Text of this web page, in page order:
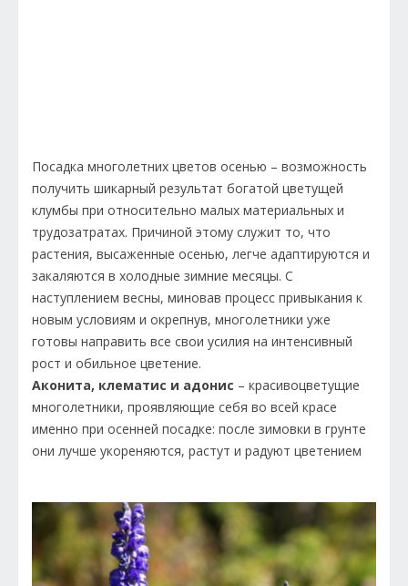
Посадка многолетних цветов осенью – возможность
получить шикарный результат богатой цветущей
клумбы при относительно малых материальных и
трудозатратах. Причиной этому служит то, что
растения, высаженные осенью, легче адаптируются и
закаляются в холодные зимние месяцы. С
наступлением весны, миновав процесс привыкания к
новым условиям и окрепнув, многолетники уже
готовы направить все свои усилия на интенсивный
рост и обильное цветение.
Аконита, клематис и адонис – красивоцветущие
многолетники, проявляющие себя во всей красе
именно при осенней посадке: после зимовки в грунте
они лучше укореняются, растут и радуют цветением